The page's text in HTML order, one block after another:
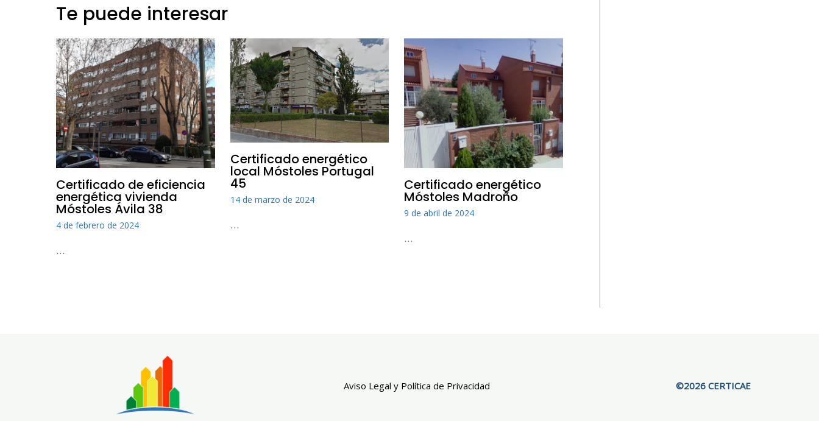
Te puede interesar
Certificado de eficiencia
energética vivienda
Móstoles Ávila 38
4 de febrero de 2024
…
Certificado energético
local Móstoles Portugal
45
14 de marzo de 2024
…
Certificado energético
Móstoles Madroño
9 de abril de 2024
…
Aviso Legal y Política de Privacidad ©2026 CERTICAE